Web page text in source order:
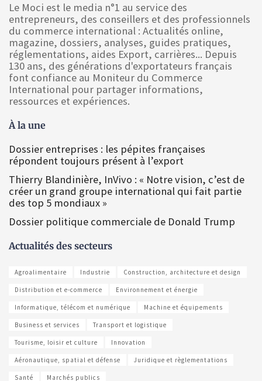
Le Moci est le media n°1 au service des
entrepreneurs, des conseillers et des professionnels
du commerce international : Actualités online,
magazine, dossiers, analyses, guides pratiques,
réglementations, aides Export, carrières... Depuis
130 ans, des générations d'exportateurs français
font confiance au Moniteur du Commerce
International pour partager informations,
ressources et expériences.
À la une
Dossier entreprises : les pépites françaises
répondent toujours présent à l’export
Thierry Blandinière, InVivo : « Notre vision, c’est de
créer un grand groupe international qui fait partie
des top 5 mondiaux »
Dossier politique commerciale de Donald Trump
Actualités des secteurs
Agroalimentaire Industrie Construction, architecture et design
Distribution et e-commerce Environnement et énergie
Informatique, télécom et numérique Machine et équipements
Business et services Transport et logistique
Tourisme, loisir et culture Innovation
Aéronautique, spatial et défense Juridique et règlementations
Santé Marchés publics